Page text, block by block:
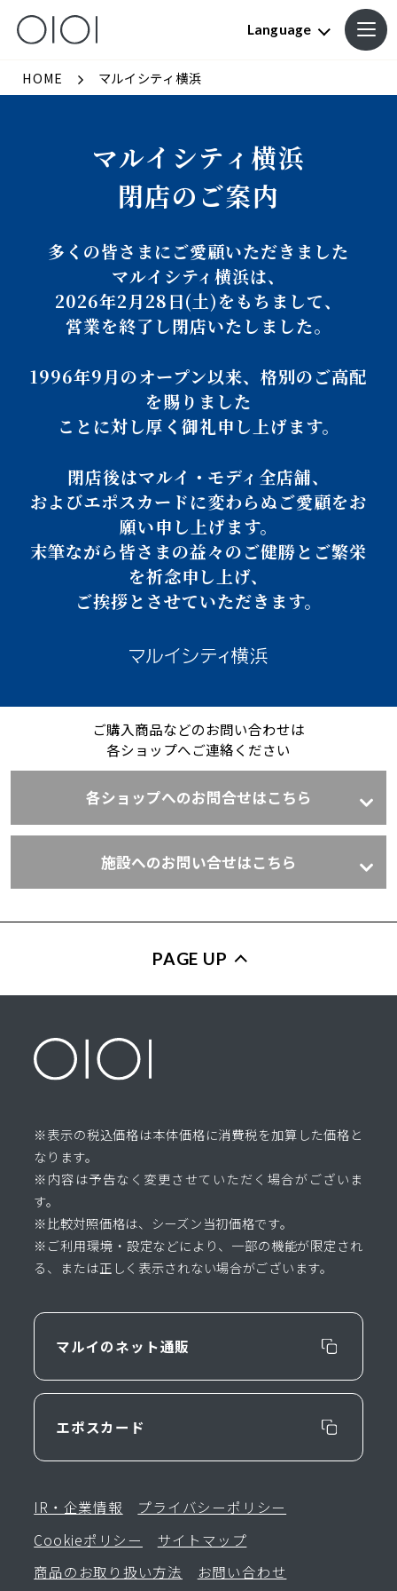
Language
HOME マルイシティ横浜
マルイシティ横浜
閉店のご案内
多くの皆さまにご愛顧いただきました
マルイシティ横浜は、
2026年2月28日(土)をもちまして、
営業を終了し閉店いたしました。
1996年9月のオープン以来、格別のご高配
を賜りました
ことに対し厚く御礼申し上げます。
閉店後はマルイ・モディ全店舗、
およびエポスカードに変わらぬご愛顧をお
願い申し上げます。
末筆ながら皆さまの益々のご健勝とご繁栄
を祈念申し上げ、
ご挨拶とさせていただきます。
ご購入商品などのお問い合わせは
各ショップへご連絡ください
各ショップへのお問合せはこちら
施設へのお問い合せはこちら
PAGE UP
※表示の税込価格は本体価格に消費税を加算した価格と
なります。
※内容は予告なく変更させていただく場合がございま
す。
※比較対照価格は、シーズン当初価格です。
※ご利用環境・設定などにより、一部の機能が限定され
る、または正しく表示されない場合がございます。
マルイのネット通販
エポスカード
IR・企業情報
プライバシーポリシー
Cookieポリシー
サイトマップ
商品のお取り扱い方法
お問い合わせ